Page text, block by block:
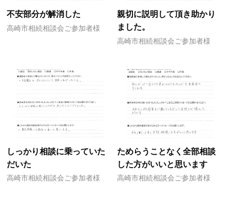
不安部分が解消した
高崎市相続相談会ご参加者様
親切に説明して頂き助かり
ました。
高崎市相続相談会ご参加者様
しっかり相談に乗っていた
だいた
高崎市相続相談会ご参加者様
ためらうことなく全部相談
した方がいいと思います
高崎市相続相談会ご参加者様